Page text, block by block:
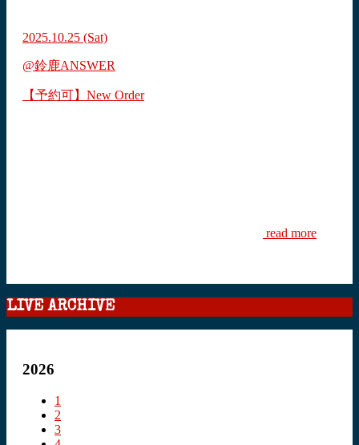
2025.10.25 (Sat)
@鈴鹿ANSWER
【予約可】New Order
read more
LIVE ARCHIVE
2026
1
2
3